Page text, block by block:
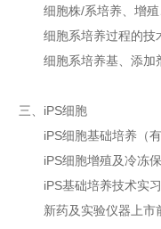
细胞株/系培养、增殖
细胞系培养过程的技
细胞系培养基、添加
三、iPS细胞
iPS细胞基础培养（有
iPS细胞增殖及冷冻
iPS基础培养技术实
新药及实验仪器上市